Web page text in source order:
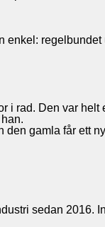
enkel:
i rad. Den var
den gamla får ett
sedan 2016.